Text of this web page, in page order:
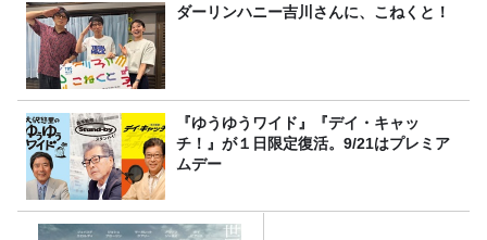
ダーリンハニー吉川さんに、こねくと！
『ゆうゆうワイド』『デイ・キャッ
チ！』が１日限定復活。9/21はプレミア
ムデー